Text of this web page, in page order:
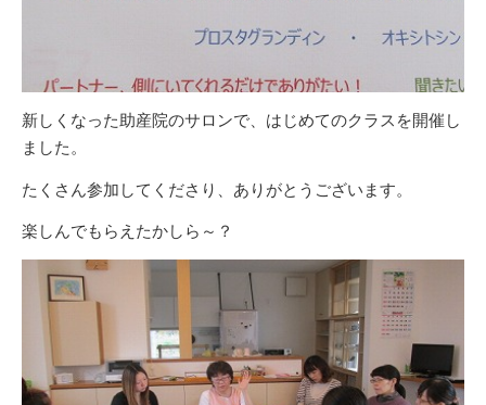
新しくなった助産院のサロンで、はじめてのクラスを開催し
ました。
たくさん参加してくださり、ありがとうございます。
楽しんでもらえたかしら～？